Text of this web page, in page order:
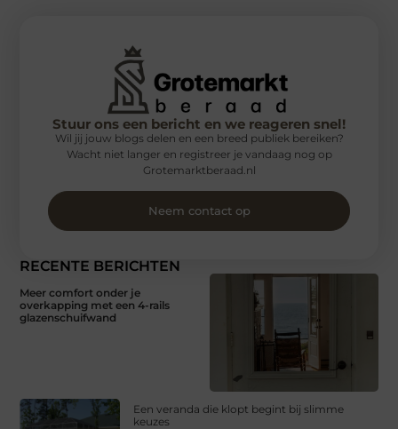
RECENTE BERICHTEN
Meer comfort onder je
overkapping met een 4-rails
glazenschuifwand
Een veranda die klopt begint bij slimme
keuzes
Stuur ons een bericht en we reageren snel!
Wil jij jouw blogs delen en een breed publiek bereiken?
Wacht niet langer en registreer je vandaag nog op
Grotemarktberaad.nl
Neem contact op